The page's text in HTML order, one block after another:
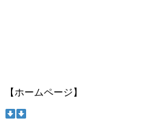
【ホームページ】